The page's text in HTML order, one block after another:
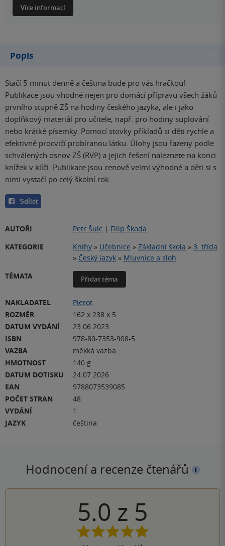
Více informací
Popis
Stačí 5 minut denně a čeština bude pro vás hračkou!
Publikace jsou vhodné nejen pro domácí přípravu všech žáků
prvního stupně ZŠ na hodiny českého jazyka, ale i jako
doplňkový materiál pro učitele, např. pro hodiny suplování
nebo krátké písemky. Pomocí stovky příkladů si děti rychle a
efektivně procvičí probíranou látku. Úlohy jsou řazeny podle
schválených osnov ZŠ (RVP) a jejich řešení naleznete na konci
knížek v klíči. Publikace jsou cenově velmi výhodné a děti si s
nimi vystačí po celý školní rok.
Sdílet
AUTOŘI Petr Šulc | Filip Škoda
KATEGORIE
Knihy » Učebnice » Základní škola » 3. třída
» Český jazyk » Mluvnice a sloh
TÉMATA
Přidat téma
NAKLADATEL
Pierot
ROZMĚR
162 x 238 x 5
DATUM VYDÁNÍ
23.06.2023
ISBN
978-80-7353-908-5
VAZBA
měkká vazba
HMOTNOST
140 g
DATUM DOTISKU
24.07.2026
EAN
9788073539085
POČET STRAN
48
VYDÁNÍ
1
JAZYK
čeština
Hodnocení a recenze čtenářů
5.0 z 5